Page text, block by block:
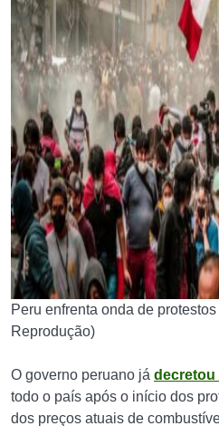
Peru enfrenta onda de
Reprodução)
O governo peruano já decretou
todo o país após o início dos
dos preços atuais de